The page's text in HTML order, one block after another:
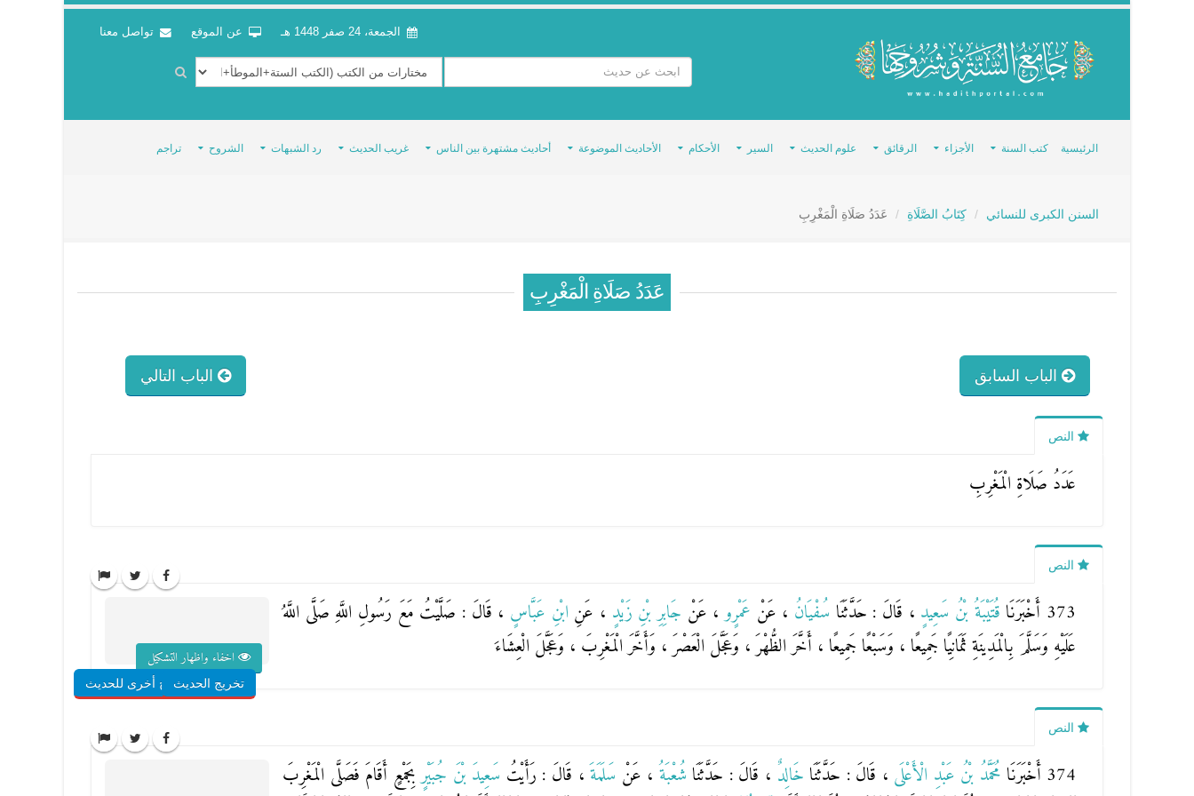
الجمعة، 24 صفر 1448 هـ عن الموقع تواصل معنا
الرئيسية كتب السنة الأجزاء الرقائق علوم الحديث السير الأحكام الأحاديث الموضوعة أحاديث مشتهرة بين الناس غريب الحديث رد الشبهات الشروح تراجم
السنن الكبرى للنسائي كِتَابُ الصَّلَاةِ عَدَدُ صَلَاةِ الْمَغْرِبِ
عَدَدُ صَلَاةِ الْمَغْرِبِ
الباب السابق الباب التالي
النص
عَدَدُ صَلَاةِ الْمَغْرِبِ
النص
373 أَخْبَرَنَا قُتَيْبَةُ بْنُ سَعِيدٍ ، قَالَ : حَدَّثَنَا سُفْيَانُ ، عَنْ عَمْرٍو، عَنْ جَابِرِ بْنِ زَيْدٍ ، عَنِ ابْنِ عَبَّاسٍ ، قَالَ : صَلَّيْتُ مَعَ رَسُولِ اللَّهِ صَلَّى اللَّهُ
عَلَيْهِ وَسَلَّمَ بِالْمَدِينَةِ ثَمَانِيًا جَمِيعًا ، وَسَبْعًا جَمِيعًا ، أَخَّرَ الظُّهْرَ ، وَعَجَّلَ الْعَصْرَ ، وَأَخَّرَ الْمَغْرِبَ ، وَعَجَّلَ الْعِشَاءَ
اخفاء واظهار التشكيل
تخريج الحديثشروح أخرى للحديث
النص
374 أَخْبَرَنَا مُحَمَّدُ بْنُ عَبْدِ الْأَعْلَى ، قَالَ : حَدَّثَنَا خَالِدٌ ، قَالَ : حَدَّثَنَا شُعْبَةُ ، عَنْ سَلَمَةَ ، قَالَ : رَأَيْتُ سَعِيدَ بْنَ جُبَيْرٍبِجَمْعٍ أَقَامَ فَصَلَّى الْمَغْرِبَ